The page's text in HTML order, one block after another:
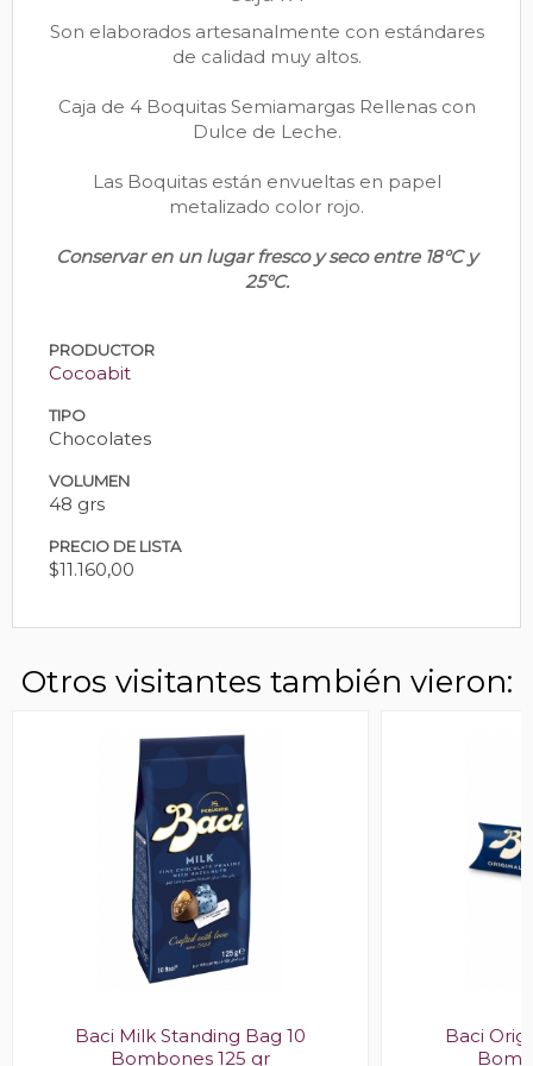
Son elaborados artesanalmente con estándares
de calidad muy altos.
Caja de 4 Boquitas Semiamargas Rellenas con
Dulce de Leche.
Las Boquitas están envueltas en papel
metalizado color rojo.
Conservar en un lugar fresco y seco entre 18°C y
25°C.
PRODUCTOR
Cocoabit
TIPO
Chocolates
VOLUMEN
48 grs
PRECIO DE LISTA
$11.160,00
Otros visitantes también vieron:
Baci Milk Standing Bag 10
Bombones 125 gr
Baci